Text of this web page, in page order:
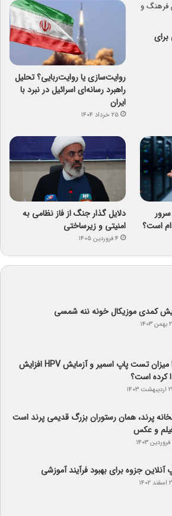
روایت‌سازی یا روایت‌ربایی؟ تحلیل
راهبرد رسانه‌ای اسرائیل در نبرد با
ایران
۲۵ خرداد ۱۴۰۴
است؟
دلایل گذار جنگ از فاز نظامی به
امنیتی و زیرساختی
۴ فروردین ۱۴۰۵
کمدی موزیکال خونه ننه شمسی
چرا میزان تست پاپ اسمیر و آزمایش HPV افزایش
کرده است؟
۱۴۰۳
پرند، همان رستوران بزرگ قدیمی پرند است
و عکس
آنلاین جزوه برای بهبود فرآیند آموزشی